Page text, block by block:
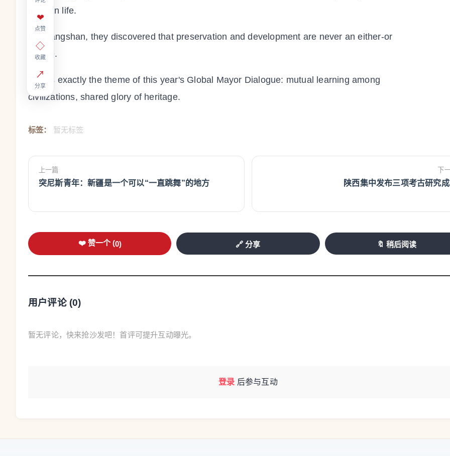
❤
点赞
◇
收藏
↗
分享
modern life.
In Huangshan, they discovered that preservation and development are never an either-or
choice.
This is exactly the theme of this year's Global Mayor Dialogue: mutual learning among
civilizations, shared glory of heritage.
标签： 暂无标签
上一篇
突尼斯青年：新疆是一个可以“一直跳舞”的地方
下
陕西集中发布三项考古研究
❤️ 赞一个 (0) 🔗 分享 🔖 稍后阅读
用户评论 (0)
暂无评论，快来抢沙发吧！首评可提升互动曝光。
登录 后参与互动